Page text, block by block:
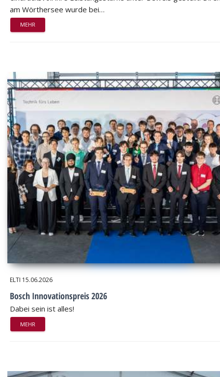
am Wörthersee wurde bei…
MEHR
ELTI 15.06.2026
Bosch Innovationspreis 2026
Dabei sein ist alles!
MEHR